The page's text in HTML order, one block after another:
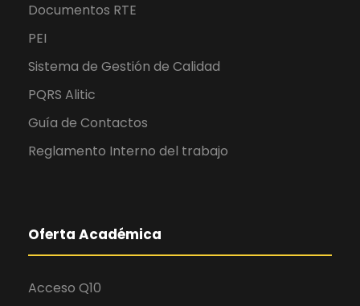
Documentos RTE
PEI
Sistema de Gestión de Calidad
PQRS Alitic
Guía de Contactos
Reglamento Interno del trabajo
Oferta Académica
Acceso Q10